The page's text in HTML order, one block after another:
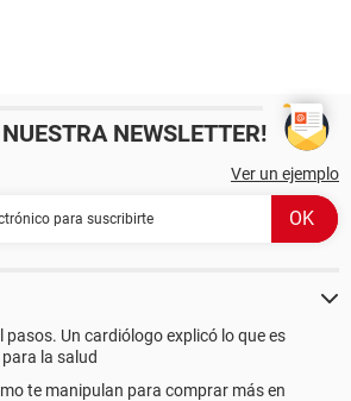
NEWSLETTER!
Ver un ejemplo
pasos. Un cardiólogo explicó lo que es
la salud
te manipulan para comprar más en